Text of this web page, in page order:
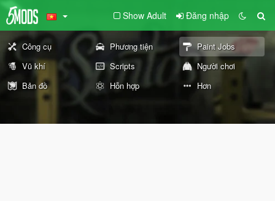
Show Adult Đăng nhập
Công cụ Phương tiện
Paint Jobs
Vũ khí
Scripts
Người chơi
Bản đồ
Hỗn hợp Hơn